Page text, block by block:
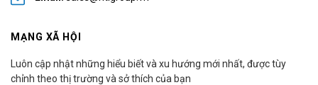
MẠNG XÃ HỘI
Luôn cập nhật những hiểu biết và xu hướng mới nhất, được tùy
chỉnh theo thị trường và sở thích của bạn